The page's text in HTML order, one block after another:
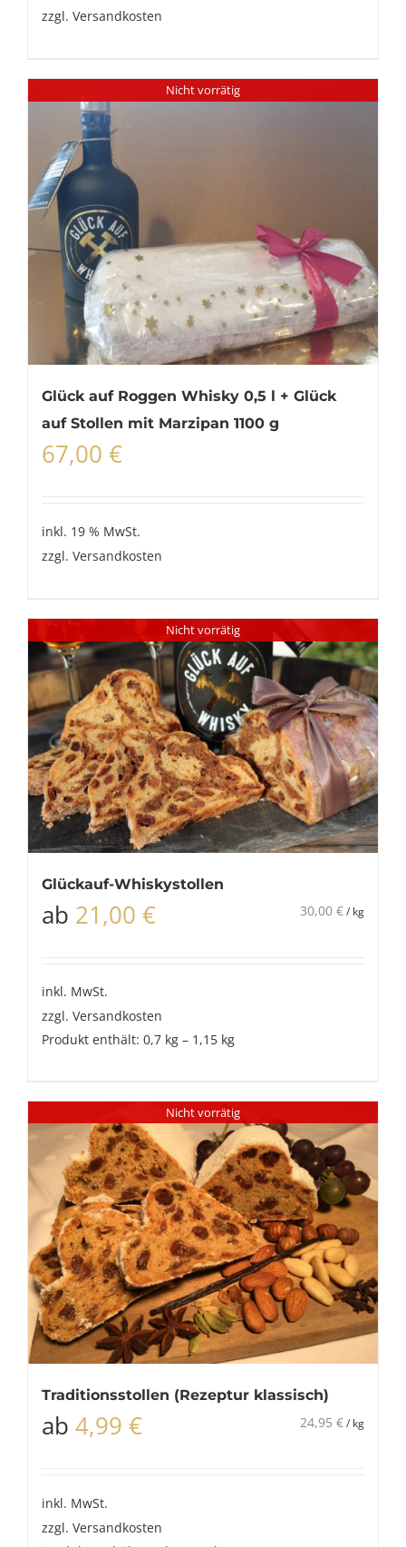
zzgl. Versandkosten
Nicht vorrätig
Glück auf Roggen Whisky 0,5 l + Glück
auf Stollen mit Marzipan 1100 g
67,00 €
inkl. 19 % MwSt.
zzgl. Versandkosten
Nicht vorrätig
Glückauf-Whiskystollen
ab 21,00 € 30,00 €/ kg
inkl. MwSt.
zzgl. Versandkosten
Produkt enthält: 0,7 kg – 1,15 kg
Nicht vorrätig
Traditionsstollen (Rezeptur klassisch)
ab 4,99 € 24,95 €/ kg
inkl. MwSt.
zzgl. Versandkosten